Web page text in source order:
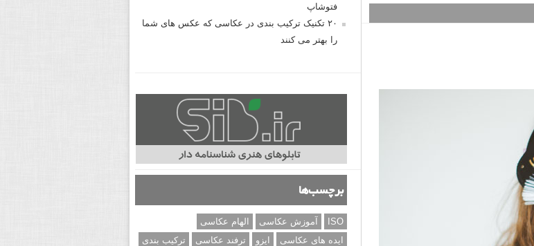
فتوشاپ
۲۰ تکنیک ترکیب بندی در عکاسی که عکس های شما
را بهتر می کنند
برچسب‌ها
ISO آموزش عکاسی
الهام عکاسی
ایده های عکاسی
ایزو ترفند عکاسی
ترکیب بندی